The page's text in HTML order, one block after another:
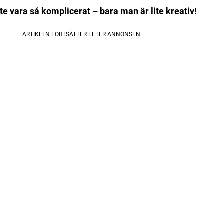
vara så komplicerat – bara man är lite kreativ!